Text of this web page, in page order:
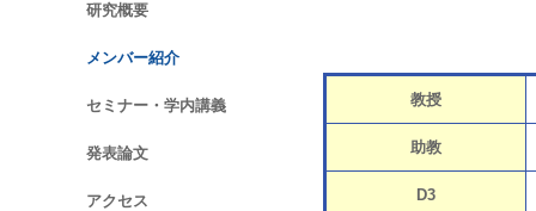
研究概要
メンバー紹介
セミナー・学内講義
発表論文
アクセス
教授
助教
D3